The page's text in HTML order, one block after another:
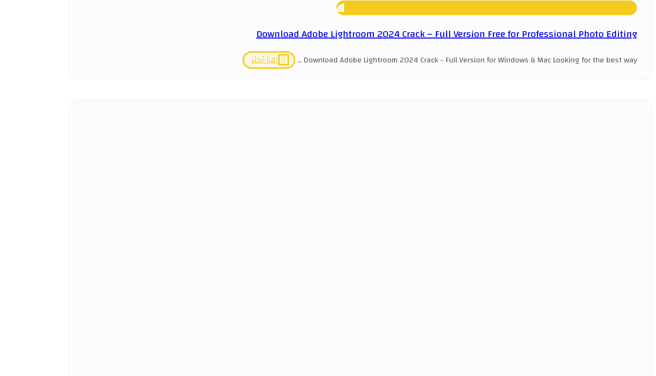
Download Adobe Lightroom 2024 Crack – Full Version Free for Professional Photo Editing
Download Adobe Lightroom 2024 Crack - Full Version for Windows & Mac Looking for the best way ... اقرأ أكثر